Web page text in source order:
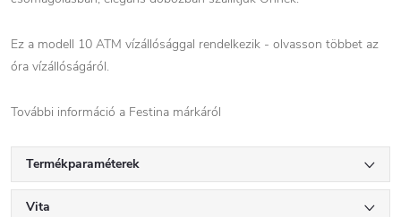
Ez a modell 10 ATM vízállósággal rendelkezik - olvasson többet az
óra vízállóságáról.
További információ a Festina márkáról
Termékparaméterek
Vita